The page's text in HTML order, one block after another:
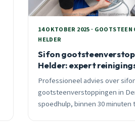
14 OKTOBER 2025 ·
HELDER
Sifon
Helder: expert
Professioneel advies over
gootsteenverstoppingen in
spoedhulp, binnen 30 minuten